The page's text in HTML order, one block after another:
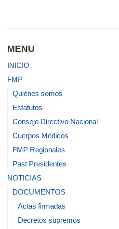
MENU
INICIO
FMP
Quiénes somos
Estatutos
Consejo Directivo Nacional
Cuerpos Médicos
FMP Regionales
Past Presidentes
NOTICIAS
DOCUMENTOS
Actas firmadas
Decretos supremos